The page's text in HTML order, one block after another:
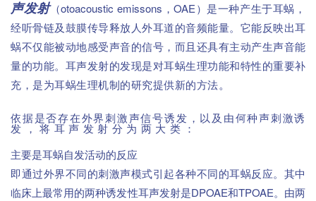
声发射（otoacoustic emissons，OAE） 是一种产生于耳蜗 ，
经听骨链及鼓膜传导释放人外耳道的音频能量。
它能反映出耳
蜗不仅能被动地感受声音的信号 ， 而且还具有主动产生声音能
量的功能。
耳声发射的发现是对耳蜗生理功能和特性的重要补
充 ， 是为耳蜗生理机制的研究提供新的方法。
依据是否存在外界刺激声信号诱发 ， 以及由何种声刺激诱
发 ，将耳声发射分为两大类 ：
（SOAE）
主要是耳蜗自发活动的反应
即通过外界不同的刺激声模式引起各种不同的耳蜗反应。
其中
临床上最常用的两种诱发性耳声发射是DPOAE和TPOAE。
由两